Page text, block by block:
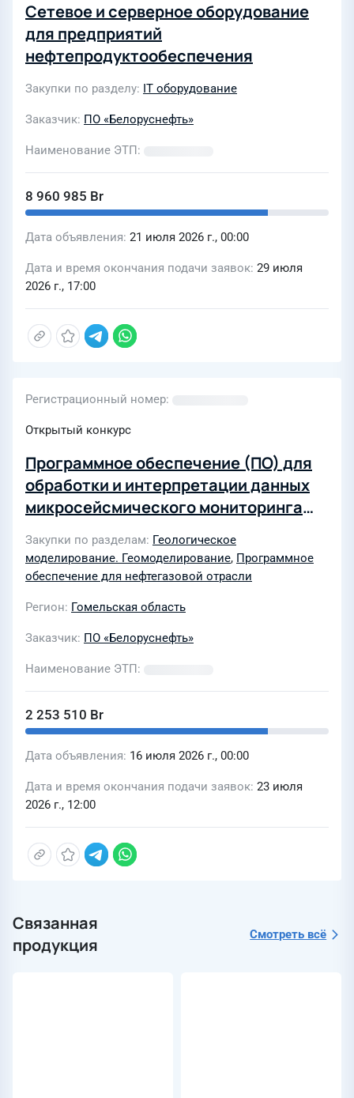
Сетевое и серверное оборудование
для предприятий
нефтепродуктообеспечения
Закупки по разделу IT оборудование
Заказчик ПО «Белоруснефть»
Наименование ЭТП
8 960 985 Br
Дата объявления 21 июля 2026 г., 00:00
Дата и время окончания подачи заявок 29 июля
2026 г., 17:00
Регистрационный номер
Открытый конкурс
Программное обеспечение (ПО) для
обработки и интерпретации данных
микросейсмического мониторинга
Закупки по разделам Геологическое
моделирование. Геомоделирование, Программное
обеспечение для нефтегазовой отрасли
Регион Гомельская область
Заказчик ПО «Белоруснефть»
Наименование ЭТП
2 253 510 Br
Дата объявления 16 июля 2026 г., 00:00
Дата и время окончания подачи заявок 23 июля
2026 г., 12:00
Связанная
продукция
Смотреть всё